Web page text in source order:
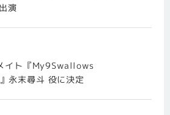
演
イト『My9Swallows
永末尋斗 役に決定